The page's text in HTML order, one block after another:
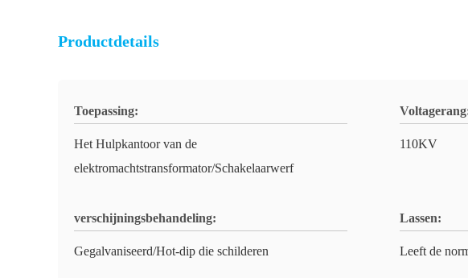
Productdetails
Toepassing:
Het Hulpkantoor van de
elektromachtstransformator/Schakelaarwerf
110KV
verschijningsbehandeling:
Gegalvaniseerd/Hot-dip die schilderen
Lassen:
Leeft de